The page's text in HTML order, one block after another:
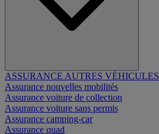
ASSURANCE AUTRES VÉHICULES
Assurance nouvelles mobilités
Assurance voiture de collection
Assurance voiture sans permis
Assurance camping-car
Assurance quad